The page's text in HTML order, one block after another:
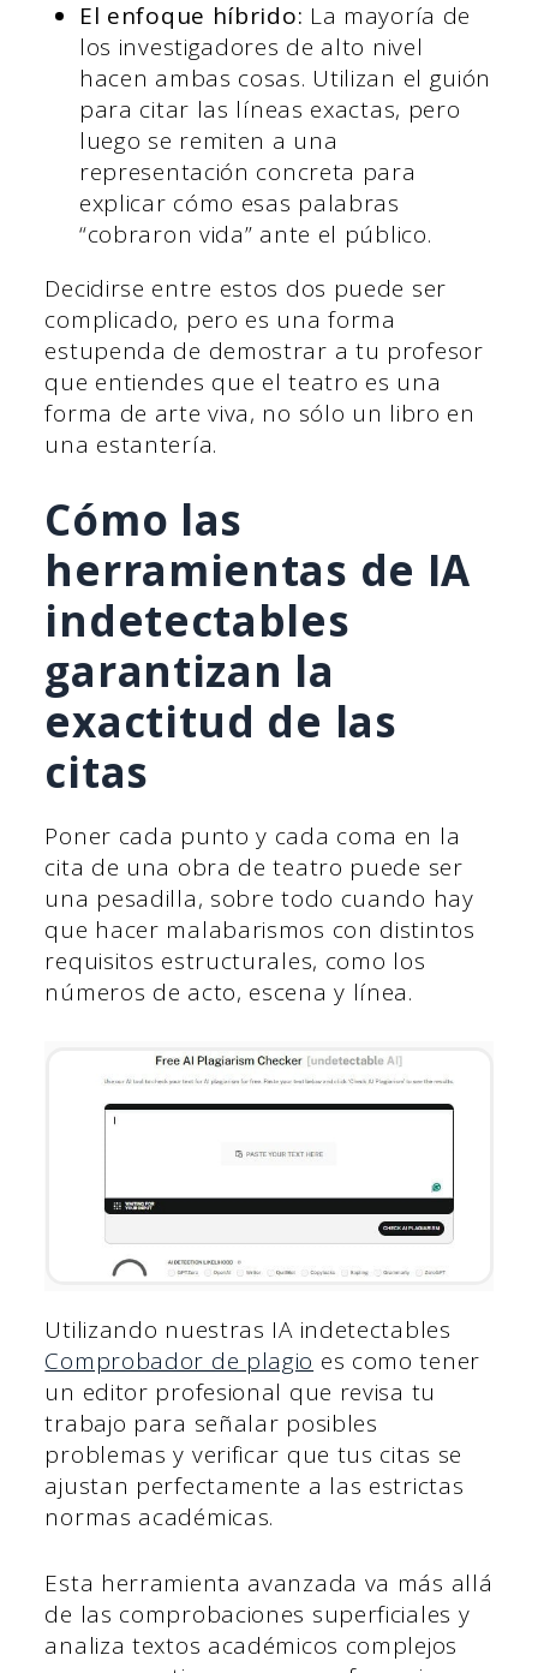
El enfoque híbrido: La mayoría de
los investigadores de alto nivel
hacen ambas cosas. Utilizan el guión
para citar las líneas exactas, pero
luego se remiten a una
representación concreta para
explicar cómo esas palabras
“cobraron vida” ante el público.
Decidirse entre estos dos puede ser
complicado, pero es una forma
estupenda de demostrar a tu profesor
que entiendes que el teatro es una
forma de arte viva, no sólo un libro en
una estantería.
Cómo las
herramientas de IA
indetectables
garantizan la
exactitud de las
citas
Poner cada punto y cada coma en la
cita de una obra de teatro puede ser
una pesadilla, sobre todo cuando hay
que hacer malabarismos con distintos
requisitos estructurales, como los
números de acto, escena y línea.
Utilizando nuestras IA indetectables
Comprobador de plagio es como tener
un editor profesional que revisa tu
trabajo para señalar posibles
problemas y verificar que tus citas se
ajustan perfectamente a las estrictas
normas académicas.
Esta herramienta avanzada va más allá
de las comprobaciones superficiales y
analiza textos académicos complejos